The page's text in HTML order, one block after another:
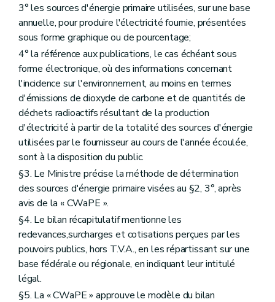
3° les sources d'énergie primaire utilisées, sur une base
annuelle, pour produire l'électricité fournie, présentées
sous forme graphique ou de pourcentage;
4° la référence aux publications, le cas échéant sous
forme électronique, où des informations concernant
l'incidence sur l'environnement, au moins en termes
d'émissions de dioxyde de carbone et de quantités de
déchets radioactifs résultant de la production
d'électricité à partir de la totalité des sources d'énergie
utilisées par le fournisseur au cours de l'année écoulée,
sont à la disposition du public.
§3. Le Ministre précise la méthode de détermination
des sources d'énergie primaire visées au §2, 3°, après
avis de la « CWaPE ».
§4. Le bilan récapitulatif mentionne les
redevances,surcharges et cotisations perçues par les
pouvoirs publics, hors T.V.A., en les répartissant sur une
base fédérale ou régionale, en indiquant leur intitulé
légal.
§5. La « CWaPE » approuve le modèle du bilan